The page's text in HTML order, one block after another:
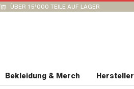
ÜBER 15’000 TEILE AUF LAGER
Bekleidung & Merch Hersteller